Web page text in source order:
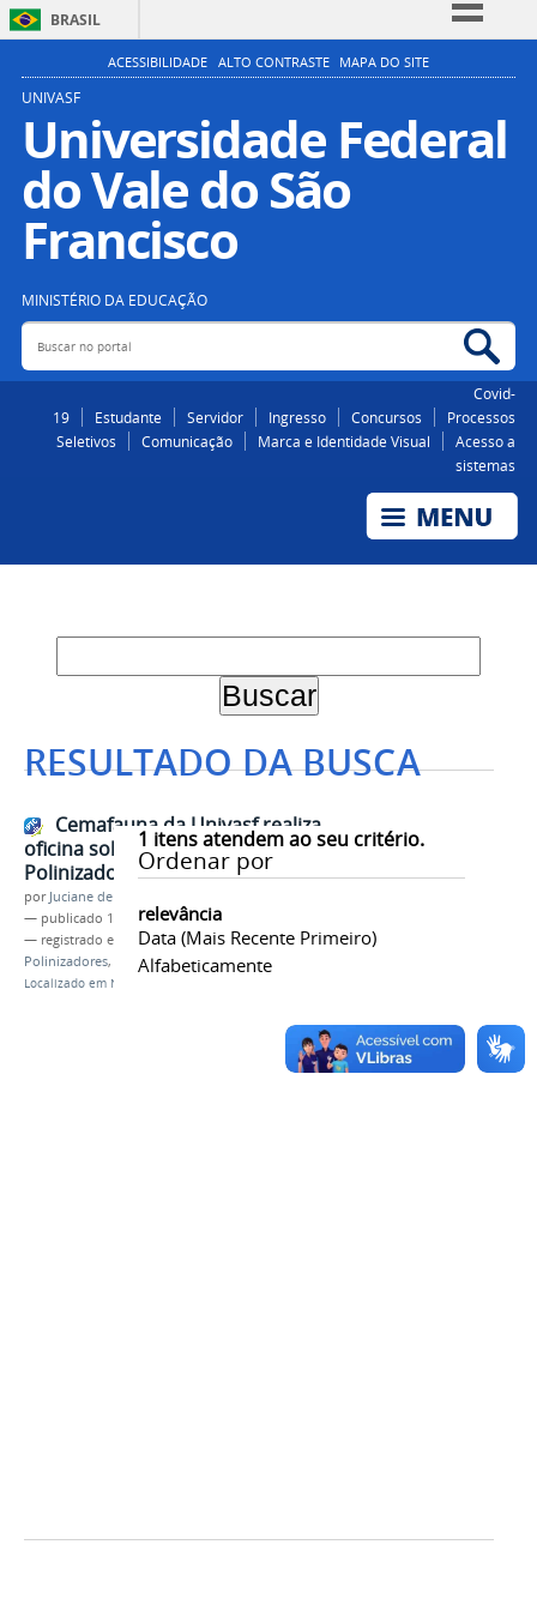
BRASIL
Simplifique!
Participe
Acesso à informação
Legislação
ACESSIBILIDADE ALTO CONTRASTE MAPA DO SITE
UNIVASF
Universidade Federal
do Vale do São
Francisco
MINISTÉRIO DA EDUCAÇÃO
Buscar no portal
Covid-
19
Estudante Servidor Ingresso Concursos
Processos
Seletivos
Comunicação Marca e Identidade Visual
Acesso a
sistemas
RESULTADO DA BUSCA
1 itens atendem ao seu critério.
Ordenar por
relevância
Data (mais Recente Primeiro)
Alfabeticamente
Cemafauna da Univasf realiza
oficina sobre Insetos
Polinizadores
por Juciane de Jesus Aleixo
— publicado 13/06/2023
— registrado em:
Cemafauna,Abelhas,Insetos
Polinizadores, ICMBio,Oficina
Localizado em Notícias